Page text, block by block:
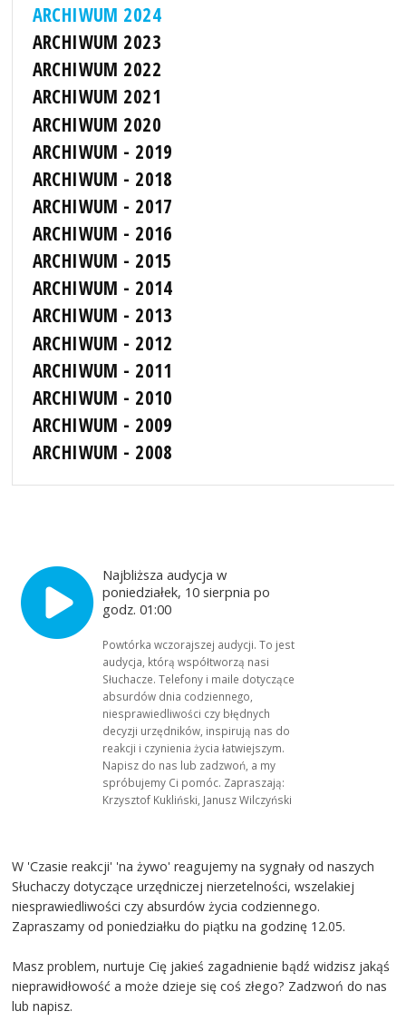
ARCHIWUM 2024
ARCHIWUM 2023
ARCHIWUM 2022
ARCHIWUM 2021
ARCHIWUM 2020
ARCHIWUM - 2019
ARCHIWUM - 2018
ARCHIWUM - 2017
ARCHIWUM - 2016
ARCHIWUM - 2015
ARCHIWUM - 2014
ARCHIWUM - 2013
ARCHIWUM - 2012
ARCHIWUM - 2011
ARCHIWUM - 2010
ARCHIWUM - 2009
ARCHIWUM - 2008
Najbliższa audycja w
poniedziałek, 10 sierpnia po
godz. 01:00
Powtórka wczorajszej audycji. To jest
audycja, którą współtworzą nasi
Słuchacze. Telefony i maile dotyczące
absurdów dnia codziennego,
niesprawiedliwości czy błędnych
decyzji urzędników, inspirują nas do
reakcji i czynienia życia łatwiejszym.
Napisz do nas lub zadzwoń, a my
spróbujemy Ci pomóc. Zapraszają:
Krzysztof Kukliński, Janusz Wilczyński
W 'Czasie reakcji' 'na żywo' reagujemy na sygnały od naszych
Słuchaczy dotyczące urzędniczej nierzetelności, wszelakiej
niesprawiedliwości czy absurdów życia codziennego.
Zapraszamy od poniedziałku do piątku na godzinę 12.05.
Masz problem, nurtuje Cię jakieś zagadnienie bądź widzisz jakąś
nieprawidłowość a może dzieje się coś złego? Zadzwoń do nas
lub napisz.